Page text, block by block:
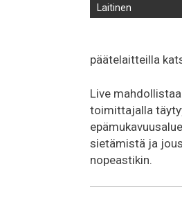
Laitinen
päätelaitteilla
Live
toimittajalla
sietämistä ja
nopeastikin.